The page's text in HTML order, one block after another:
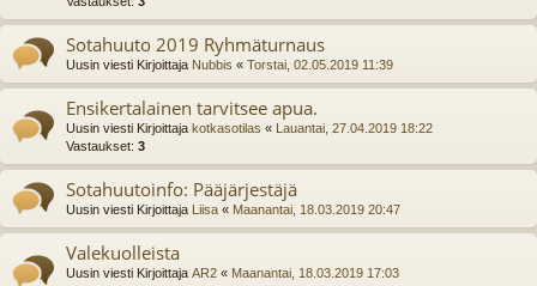
Sotahuuto 2019 Ryhmäturnaus
Uusin viesti Kirjoittaja Nubbis « Torstai, 02.05.2019 11:39
Ensikertalainen tarvitsee apua.
Uusin viesti Kirjoittaja kotkasotilas «
Lauantai, 27.04.2019 18:22
Vastaukset: 3
Sotahuutoinfo: Pääjärjestäjä
Uusin viesti Kirjoittaja Liisa « Maanantai, 18.03.2019 20:47
Valekuolleista
Uusin viesti Kirjoittaja AR2 « Maanantai, 18.03.2019 17:03